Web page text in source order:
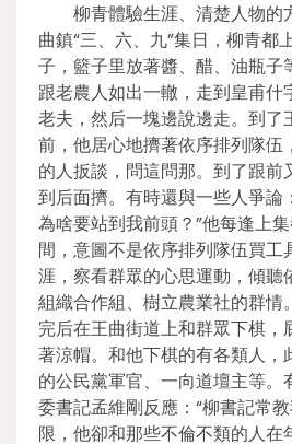
柳青體驗生涯、清楚人物的
曲鎮“三、六、九”集日，柳青都
子，籃子里放著醬、醋、油瓶子
跟老農人如出一轍，走到皇甫什
老夫，然后一塊邊說邊走。到了
前，他居心地擠著依序排列隊伍
的人扳談，問這問那。到了跟前
到后面擠。有時還與一些人爭論
為啥要站到我前頭？”他每逢上
間，意圖不是依序排列隊伍買工
涯，察看群眾的心思運動，傾聽
組織合作組、樹立農業社的群情
完后在王曲街道上和群眾下棋，
著涼帽。和他下棋的有各類人，
的公民黨軍官、一向道壇主等。
委書記孟維剛反應：“柳書記常
限，他卻和那些不倫不類的人在